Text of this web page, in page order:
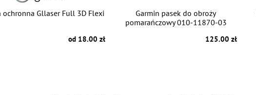
ochronna Gllaser Full 3D Flexi
od 18.00 zł
Garmin pasek do obroży
pomarańczowy 010-11870-03
125.00 zł